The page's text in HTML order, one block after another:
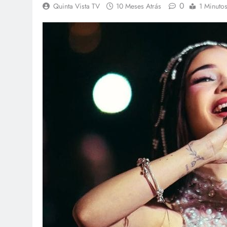
Quinta Vista TV 10 Meses Atrás 0 1 Minutos